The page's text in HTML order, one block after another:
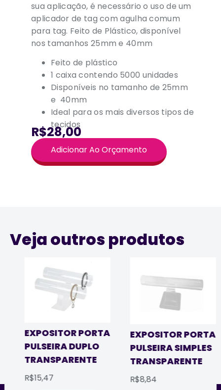
sua aplicação, é necessário o uso de um
aplicador de tag com agulha comum
para tag. Feito de Plástico, disponível
nos tamanhos 25mm e 40mm
Feito de plástico
1 caixa contendo 5000 unidades
Disponíveis no tamanho de 25mm
e 40mm
Ideal para os mais diversos tipos de
tecidos
R$28,00
Adicionar Ao Orçamento
Veja outros produtos
EXPOSITOR PORTA
PULSEIRA DUPLO
TRANSPARENTE
R$15,47
EXPOSITOR PORTA
PULSEIRA SIMPLES
TRANSPARENTE
R$8,84